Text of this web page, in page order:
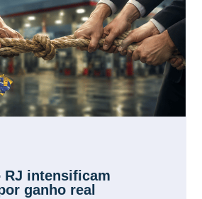
RJ intensificam
ganho real